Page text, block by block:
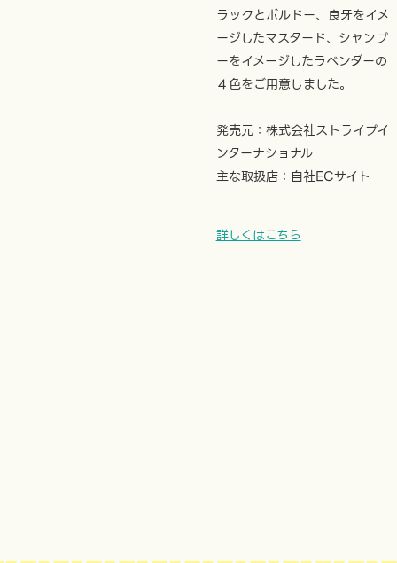
ラックとボルドー、良牙をイメ
ージしたマスタード、シャンプ
ーをイメージしたラベンダーの
４色をご用意しました。
発売元：株式会社ストライプイ
ンターナショナル
主な取扱店：自社ECサイト
詳しくはこちら